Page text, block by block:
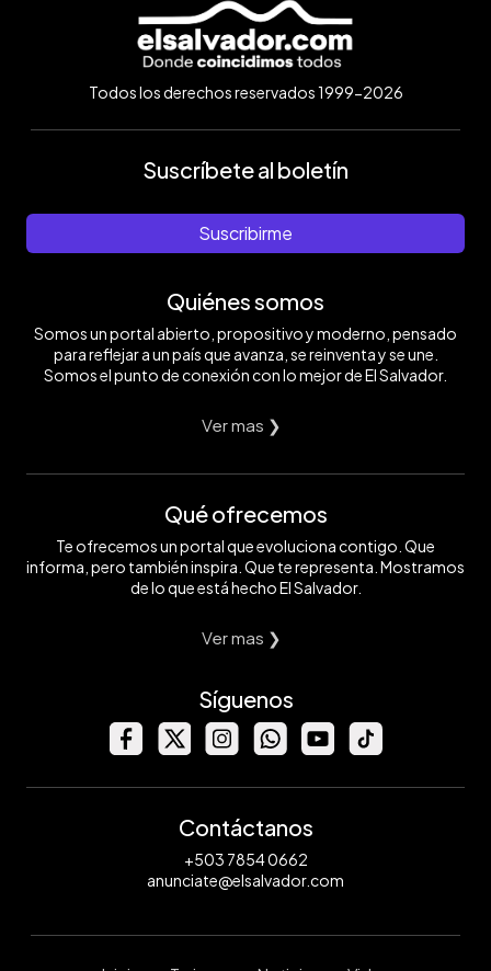
Todos los derechos reservados 1999-2026
Suscríbete al boletín
Suscribirme
Quiénes somos
Somos un portal abierto, propositivo y moderno, pensado
para reflejar a un país que avanza, se reinventa y se une.
Somos el punto de conexión con lo mejor de El Salvador.
Ver mas ❯
Qué ofrecemos
Te ofrecemos un portal que evoluciona contigo. Que
informa, pero también inspira. Que te representa. Mostramos
de lo que está hecho El Salvador.
Ver mas ❯
Síguenos
Contáctanos
+503 7854 0662
anunciate@elsalvador.com